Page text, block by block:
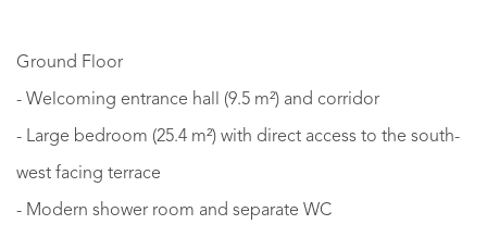
Ground Floor
- Welcoming entrance hall (9.5 m²) and corridor
- Large bedroom (25.4 m²) with direct access to the south-
west facing terrace
- Modern shower room and separate WC